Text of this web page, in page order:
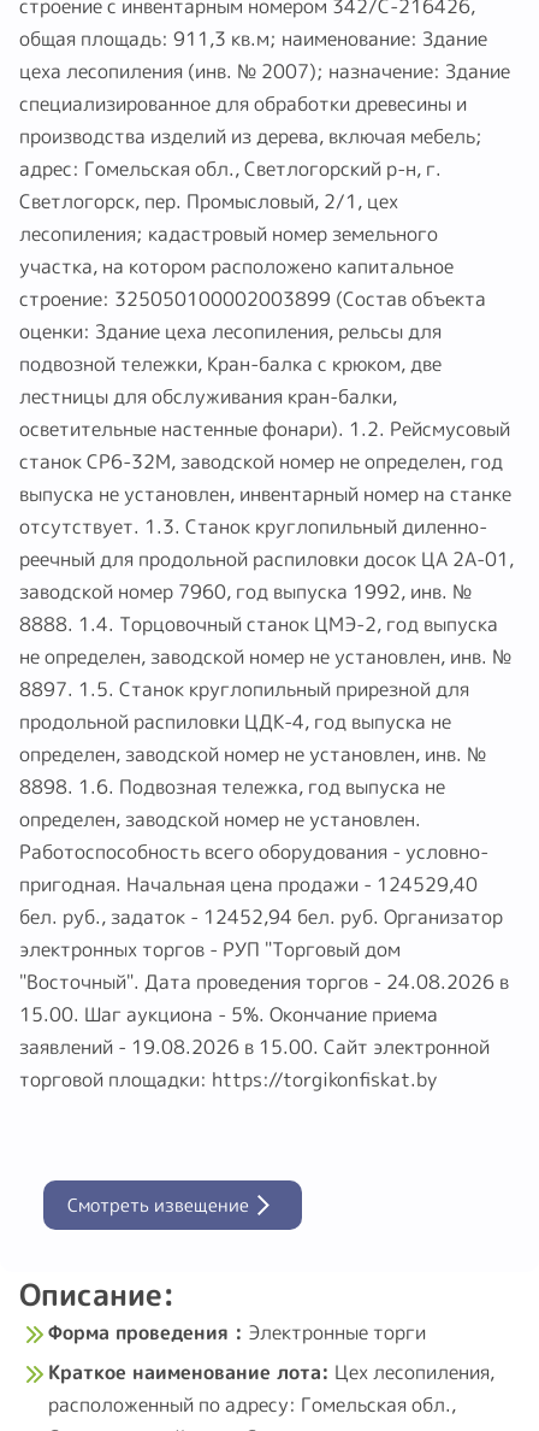
пер. Промысловый, 2/1 в составе: 1.1. Капитальное
строение с инвентарным номером 342/С-216426,
общая площадь: 911,3 кв.м; наименование: Здание
цеха лесопиления (инв. № 2007); назначение: Здание
специализированное для обработки древесины и
производства изделий из дерева, включая мебель;
адрес: Гомельская обл., Светлогорский р-н, г.
Светлогорск, пер. Промысловый, 2/1, цех
лесопиления; кадастровый номер земельного
участка, на котором расположено капитальное
строение: 325050100002003899 (Состав объекта
оценки: Здание цеха лесопиления, рельсы для
подвозной тележки, Кран-балка с крюком, две
лестницы для обслуживания кран-балки,
осветительные настенные фонари). 1.2. Рейсмусовый
станок СР6-32М, заводской номер не определен, год
выпуска не установлен, инвентарный номер на станке
отсутствует. 1.3. Станок круглопильный диленно-
реечный для продольной распиловки досок ЦА 2А-01,
заводской номер 7960, год выпуска 1992, инв. №
8888. 1.4. Торцовочный станок ЦМЭ-2, год выпуска
не определен, заводской номер не установлен, инв. №
8897. 1.5. Станок круглопильный прирезной для
продольной распиловки ЦДК-4, год выпуска не
определен, заводской номер не установлен, инв. №
8898. 1.6. Подвозная тележка, год выпуска не
определен, заводской номер не установлен.
Работоспособность всего оборудования - условно-
пригодная. Начальная цена продажи - 124529,40
бел. руб., задаток - 12452,94 бел. руб. Организатор
электронных торгов - РУП "Торговый дом
"Восточный". Дата проведения торгов - 24.08.2026 в
15.00. Шаг аукциона - 5%. Окончание приема
заявлений - 19.08.2026 в 15.00. Сайт электронной
Описание:
Форма проведения :Электронные торги
Краткое наименование лота:Цех лесопиления,